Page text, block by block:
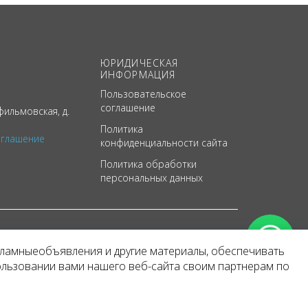
д.
ЮРИДИЧЕСКАЯ
ИНФОРМАЦИЯ
Пользовательское
соглашение
Политика
конфиденциальности сайта
Политика обработки
персональных данных
и другие материалы, обеспечивать
вами нашего веб-сайта своим партнерам по